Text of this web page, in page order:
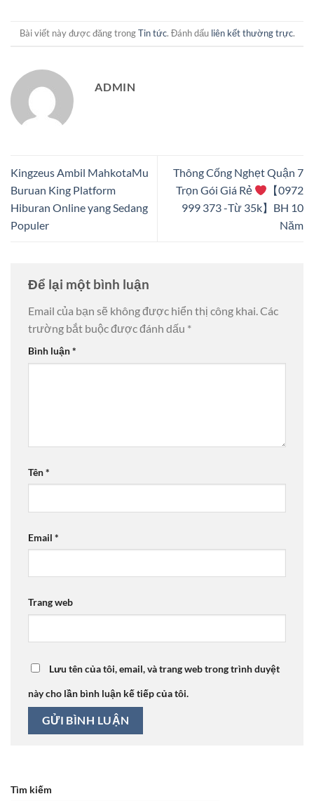
Bài viết này được đăng trongTin tức. Đánh dấu liên kết thường trực.
ADMIN
Kingzeus Ambil MahkotaMu
Buruan King Platform
Hiburan Online yang Sedang
Populer
Thông Cống Nghẹt Quận 7
Trọn Gói Giá Rẻ
【0972
999 373 -Từ 35k】BH 10
Năm
Để lại một bình luận
Email của bạn sẽ không được hiển thị công khai.Các
trường bắt buộc được đánh dấu *
Bình luận*
Tên*
Email *
Trang web
Lưu tên của tôi, email, và trang web trong trình duyệt
này cho lần bình luận kế tiếp của tôi.
Tìm kiếm